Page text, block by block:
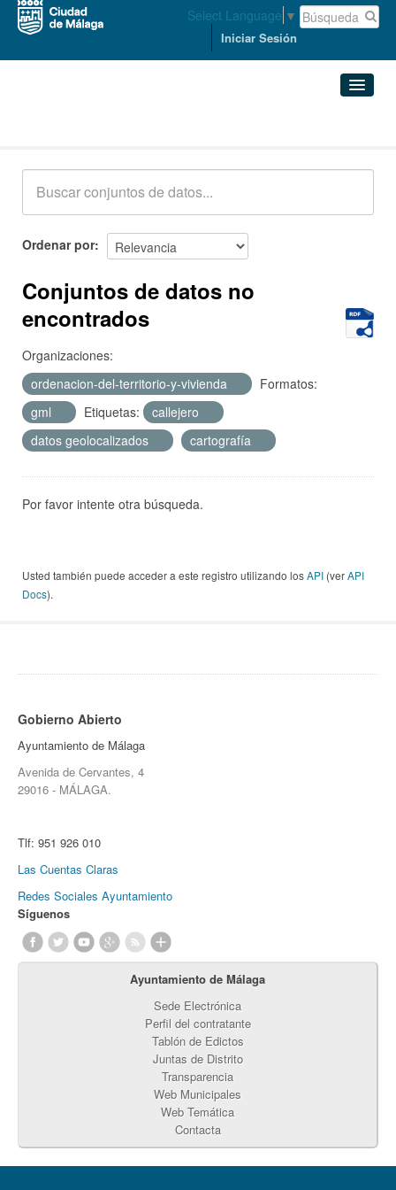
Select Language ▼
Iniciar Sesión
Acerca de
Ordenar por
Conjuntos de datos no
encontrados
Organizaciones:
ordenacion-del-territorio-y-vivienda
Formatos:
gml
Etiquetas:
callejero
datos geolocalizados
cartografía
Por favor intente otra búsqueda.
Usted también puede acceder a este registro utilizando losAPI (verAPI
Docs).
Gobierno Abierto
Ayuntamiento de Málaga
Avenida de Cervantes, 4
29016 - MÁLAGA.
Tlf: 951 926 010
Las Cuentas Claras
Redes Sociales Ayuntamiento
Síguenos
Ayuntamiento de Málaga
Sede Electrónica
Perfil del contratante
Tablón de Edictos
Juntas de Distrito
Transparencia
Web Municipales
Web Temática
Contacta